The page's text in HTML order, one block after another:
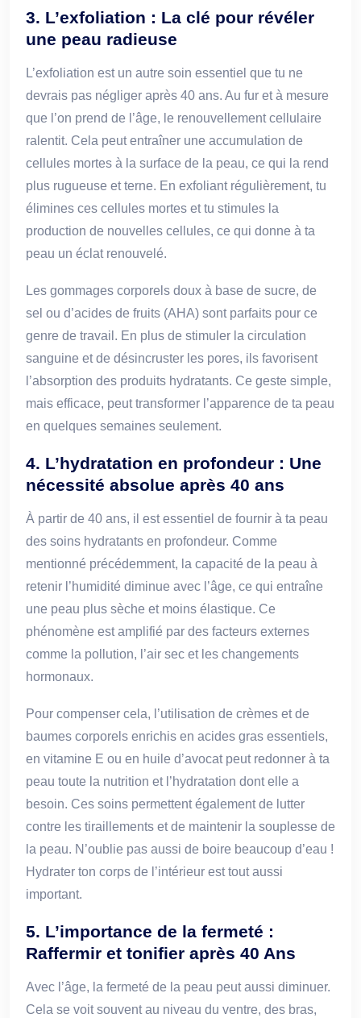
3. L’exfoliation : La clé pour révéler
une peau radieuse
L’exfoliation est un autre soin essentiel que tu ne
devrais pas négliger après 40 ans. Au fur et à mesure
que l’on prend de l’âge, le renouvellement cellulaire
ralentit. Cela peut entraîner une accumulation de
cellules mortes à la surface de la peau, ce qui la rend
plus rugueuse et terne. En exfoliant régulièrement, tu
élimines ces cellules mortes et tu stimules la
production de nouvelles cellules, ce qui donne à ta
peau un éclat renouvelé.
Les gommages corporels doux à base de sucre, de
sel ou d’acides de fruits (AHA) sont parfaits pour ce
genre de travail. En plus de stimuler la circulation
sanguine et de désincruster les pores, ils favorisent
l’absorption des produits hydratants. Ce geste simple,
mais efficace, peut transformer l’apparence de ta peau
en quelques semaines seulement.
4. L’hydratation en profondeur : Une
nécessité absolue après 40 ans
À partir de 40 ans, il est essentiel de fournir à ta peau
des soins hydratants en profondeur. Comme
mentionné précédemment, la capacité de la peau à
retenir l’humidité diminue avec l’âge, ce qui entraîne
une peau plus sèche et moins élastique. Ce
phénomène est amplifié par des facteurs externes
comme la pollution, l’air sec et les changements
hormonaux.
Pour compenser cela, l’utilisation de crèmes et de
baumes corporels enrichis en acides gras essentiels,
en vitamine E ou en huile d’avocat peut redonner à ta
peau toute la nutrition et l’hydratation dont elle a
besoin. Ces soins permettent également de lutter
contre les tiraillements et de maintenir la souplesse de
la peau. N’oublie pas aussi de boire beaucoup d’eau !
Hydrater ton corps de l’intérieur est tout aussi
important.
5. L’importance de la fermeté :
Raffermir et tonifier après 40 Ans
Avec l’âge, la fermeté de la peau peut aussi diminuer.
Cela se voit souvent au niveau du ventre, des bras,